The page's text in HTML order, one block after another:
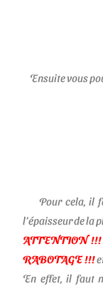
Ensuite vous
Pour cela, il
l’épaisseur de la
ATTENTION
RABOTAGE !!!
En effet, il faut